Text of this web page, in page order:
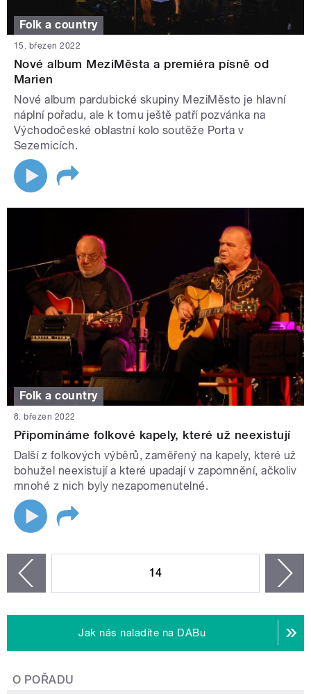
Folk a country
15. březen 2022
Nové album MeziMěsta a premiéra písně od
Marien
Nové album pardubické skupiny MeziMěsto je hlavní
náplní pořadu, ale k tomu ještě patří pozvánka na
Východočeské oblastní kolo soutěže Porta v
Sezemicích.
Folk a country
8. březen 2022
Připomínáme folkové kapely, které už neexistují
Další z folkových výběrů, zaměřený na kapely, které už
bohužel neexistují a které upadají v zapomnění, ačkoliv
mnohé z nich byly nezapomenutelné.
14
Jak nás naladíte na DABu
O POŘADU